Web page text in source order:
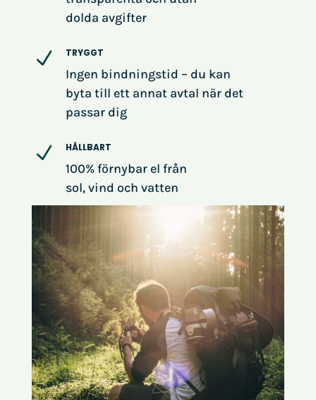
dolda avgifter
N TRYGGT
Ingen bindningstid – du kan
byta till ett annat avtal när det
passar dig
N HÅLLBART
100% förnybar el från
sol, vind och vatten